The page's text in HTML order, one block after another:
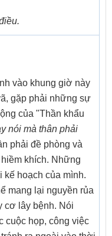
vào khung giờ này
gặp phải những sự
của "Thần khẩu
nói mà thân phải
phải đề phòng và
khích. Những
hoạch của mình.
mang lại nguyền rủa
cơ lây bệnh. Nói
cuộc họp, công việc